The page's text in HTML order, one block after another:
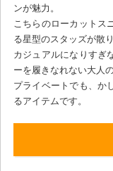
ンが魅力。
こちらのローカットス
る星型のスタッズが散
カジュアルになりすぎ
ーを履きなれない大人
プライベートでも、か
るアイテムです。